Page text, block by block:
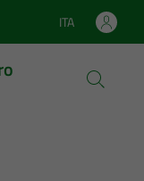
Lingua attiva:
ITA